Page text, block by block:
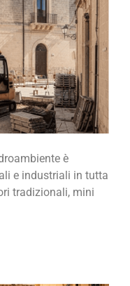
è
e industriali in tutta
tradizionali, mini